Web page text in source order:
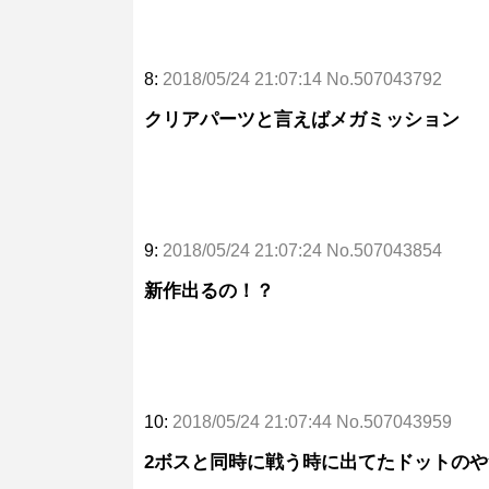
8: 2018/05/24 21:07:14 No.507043792
クリアパーツと言えばメガミッション
9: 2018/05/24 21:07:24 No.507043854
新作出るの！？
10: 2018/05/24 21:07:44 No.507043959
2ボスと同時に戦う時に出てたドットの